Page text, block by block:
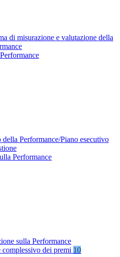
di misurazione e valutazione della
della Performance/Piano esecutivo
Performance
sulla Performance
complessivo dei premi 10